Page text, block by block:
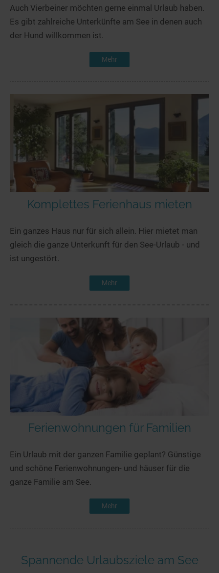
Auch Vierbeiner möchten gerne einmal Urlaub haben.
Es gibt zahlreiche Unterkünfte am See in denen auch
der Hund willkommen ist.
Mehr
Komplettes Ferienhaus mieten
Ein ganzes Haus nur für sich allein. Hier mietet man
gleich die ganze Unterkunft für den See-Urlaub - und
ist ungestört.
Mehr
Ferienwohnungen für Familien
Ein Urlaub mit der ganzen Familie geplant? Günstige
und schöne Ferienwohnungen- und häuser für die
ganze Familie am See.
Mehr
Spannende Urlaubsziele am See